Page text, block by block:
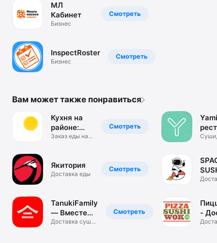
Смотреть
МЛ
Кабинет
Бизнес
Смотреть
InspectRoster
Бизнес
Вам может также понравиться
Смотреть
Кухня на
районе:
еда,
Заказ еды на
Смотреть
Якитория
Доставка еды
Смотреть
TanukiFamily
— Вместе
есть!
Доставка суши,
-
еды